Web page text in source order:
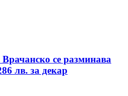
се разминава
лв. за декар